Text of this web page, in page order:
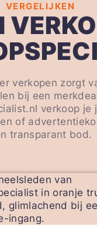
VERGELIJKEN
verkopen zorgt
bij een
verkoop je
of
transparant bod.